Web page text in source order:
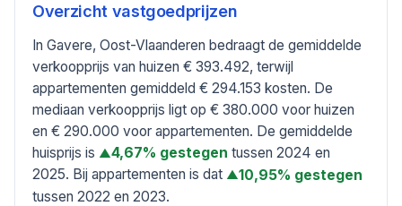
Overzicht vastgoedprijzen
In Gavere, Oost-Vlaanderen bedraagt de gemiddelde
verkoopprijs van huizen € 393.492, terwijl
appartementen gemiddeld € 294.153 kosten. De
mediaan verkoopprijs ligt op € 380.000 voor huizen
en € 290.000 voor appartementen. De gemiddelde
huisprijs is ▲4,67% gestegen tussen 2024 en
2025. Bij appartementen is dat ▲10,95% gestegen
tussen 2022 en 2023.